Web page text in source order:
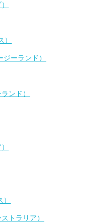
ーランド）
ンド）
トラリア）